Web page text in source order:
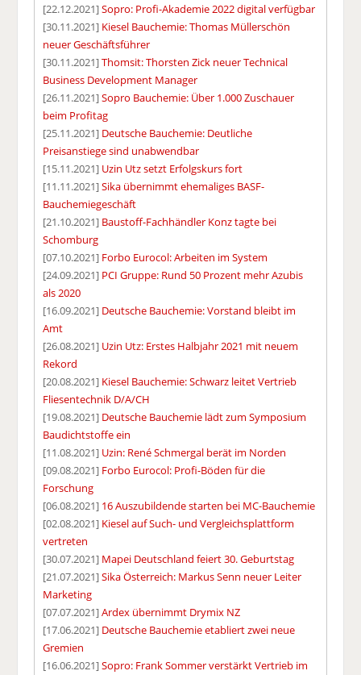
[22.12.2021]Sopro: Profi-Akademie 2022 digital verfügbar
[30.11.2021] Kiesel Bauchemie: Thomas Müllerschön
neuer Geschäftsführer
[30.11.2021]Thomsit: Thorsten Zick neuer Technical
Business Development Manager
[26.11.2021]Sopro Bauchemie: Über 1.000 Zuschauer
beim Profitag
[25.11.2021] Deutsche Bauchemie: Deutliche
Preisanstiege sind unabwendbar
[15.11.2021] Uzin Utz setzt Erfolgskurs fort
[11.11.2021]Sika übernimmt ehemaliges BASF-
Bauchemiegeschäft
[21.10.2021] Baustoff-Fachhändler Konz tagte bei
Schomburg
[07.10.2021] Forbo Eurocol: Arbeiten im System
[24.09.2021] PCI Gruppe: Rund 50 Prozent mehr Azubis
als 2020
[16.09.2021] Deutsche Bauchemie: Vorstand bleibt im
Amt
[26.08.2021] Uzin Utz: Erstes Halbjahr 2021 mit neuem
Rekord
[20.08.2021] Kiesel Bauchemie: Schwarz leitet Vertrieb
Fliesentechnik D/A/CH
[19.08.2021] Deutsche Bauchemie lädt zum Symposium
Baudichtstoffe ein
[11.08.2021] Uzin: René Schmergal berät im Norden
[09.08.2021] Forbo Eurocol: Profi-Böden für die
Forschung
[06.08.2021] 16 Auszubildende starten bei MC-Bauchemie
[02.08.2021] Kiesel auf Such- und Vergleichsplattform
vertreten
[30.07.2021] Mapei Deutschland feiert 30. Geburtstag
[21.07.2021]Sika Österreich: Markus Senn neuer Leiter
Marketing
[07.07.2021]Ardex übernimmt Drymix NZ
[17.06.2021] Deutsche Bauchemie etabliert zwei neue
Gremien
[16.06.2021]Sopro: Frank Sommer verstärkt Vertrieb im